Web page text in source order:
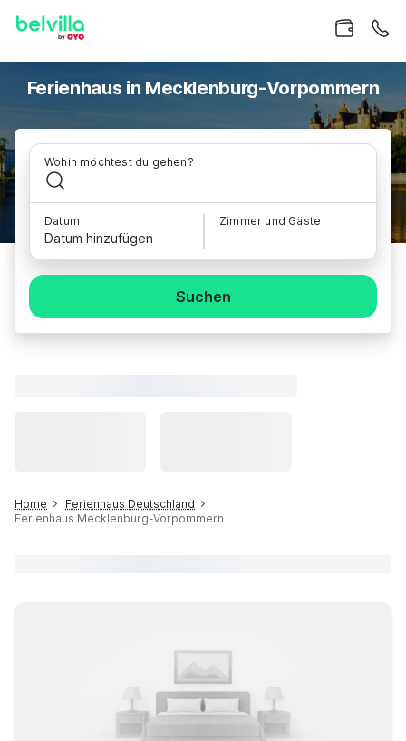
Ferienhaus in Mecklenburg-Vorpommern
Wohin möchtest du gehen?
Datum
Datum hinzufügen
Zimmer und Gäste
Suchen
Home
Ferienhaus Deutschland
Ferienhaus Mecklenburg-Vorpommern